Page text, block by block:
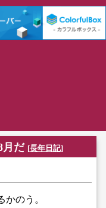
月だ [長年日記]
かのう。